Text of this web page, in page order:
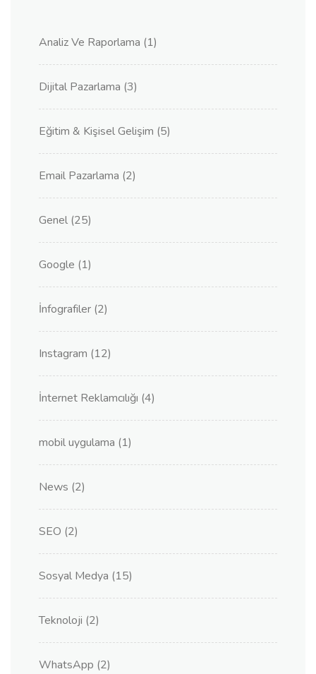
Analiz Ve Raporlama (1)
Dijital Pazarlama (3)
Eğitim & Kişisel Gelişim (5)
Email Pazarlama (2)
Genel (25)
Google (1)
İnfografiler (2)
Instagram (12)
İnternet Reklamcılığı (4)
mobil uygulama (1)
News (2)
SEO (2)
Sosyal Medya (15)
Teknoloji (2)
WhatsApp (2)